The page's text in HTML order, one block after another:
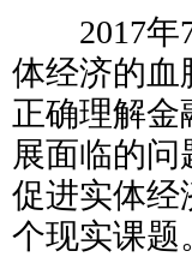
2017年7
体经济的血
正确理解金
展面临的
促进实体经
个现实课题